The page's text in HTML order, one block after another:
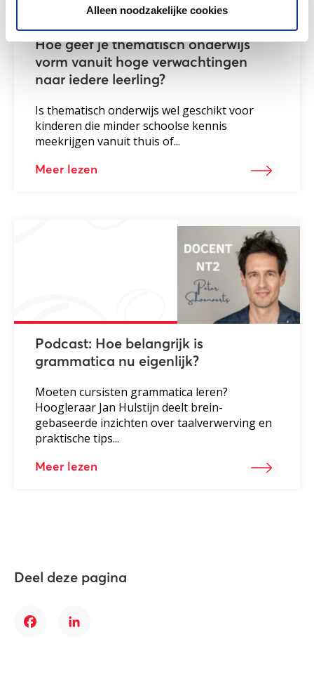
Alleen noodzakelijke cookies
Hoe geef je thematisch onderwijs
vorm vanuit hoge verwachtingen
naar iedere leerling?
Is thematisch onderwijs wel geschikt voor
kinderen die minder schoolse kennis
meekrijgen vanuit thuis of...
Meer lezen
Podcast: Hoe belangrijk is
grammatica nu eigenlijk?
Moeten cursisten grammatica leren?
Hoogleraar Jan Hulstijn deelt brein-
gebaseerde inzichten over taalverwerving en
praktische tips...
Meer lezen
Deel deze pagina
FacebookLinkedIn